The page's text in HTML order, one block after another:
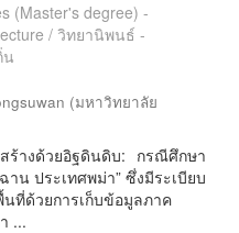
(Master's degree) -
/ วิทยานิพนธ์ -
น
(มหาวิทยาลัย
ร้างด้วยอิฐดินดิบ: กรณีศึกษา
าน ประเทศพม่า” ซึ่งมีระเบียบ
ที่ด้วยการเก็บข้อมูลภาค
...